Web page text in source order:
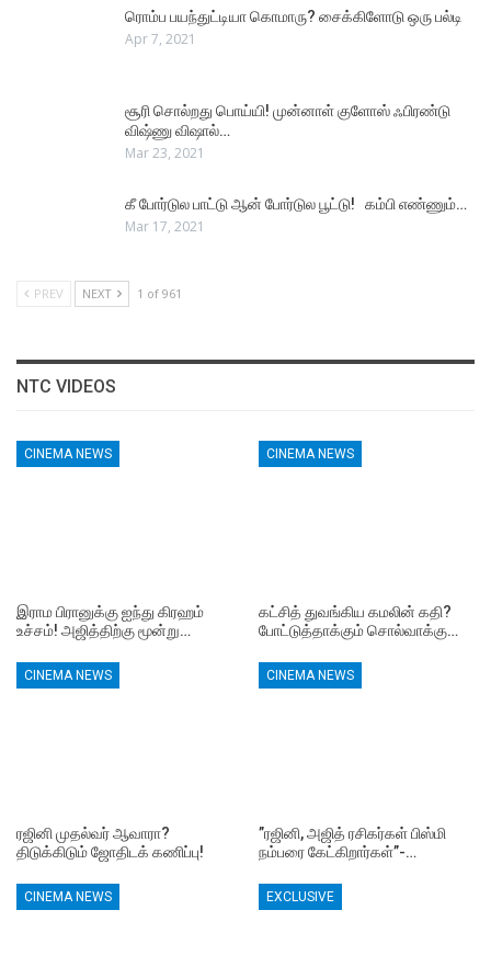
ரொம்ப பயந்துட்டியா கொமாரு? சைக்கிளோடு ஒரு பல்டி
Apr 7, 2021
சூரி சொல்றது பொய்யி! முன்னாள் குளோஸ் ஃபிரண்டு
விஷ்ணு விஷால்…
Mar 23, 2021
கீ போர்டுல பாட்டு ஆன் போர்டுல பூட்டு! கம்பி எண்ணும்…
Mar 17, 2021
PREV NEXT 1 of 961
NTC VIDEOS
CINEMA NEWS
இராம பிரானுக்கு ஐந்து கிரஹம்
உச்சம்! அஜித்திற்கு மூன்று…
CINEMA NEWS
கட்சித் துவங்கிய கமலின் கதி?
போட்டுத்தாக்கும் சொல்வாக்கு…
CINEMA NEWS
ரஜினி முதல்வர் ஆவாரா?
திடுக்கிடும் ஜோதிடக் கணிப்பு!
CINEMA NEWS
”ரஜினி, அஜித் ரசிகர்கள் பிஸ்மி
நம்பரை கேட்கிறார்கள்”-…
CINEMA NEWS EXCLUSIVE